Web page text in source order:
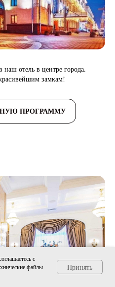
отель в центре города.
замкам!
ПРОГРАММУ
с
файлы
Принять